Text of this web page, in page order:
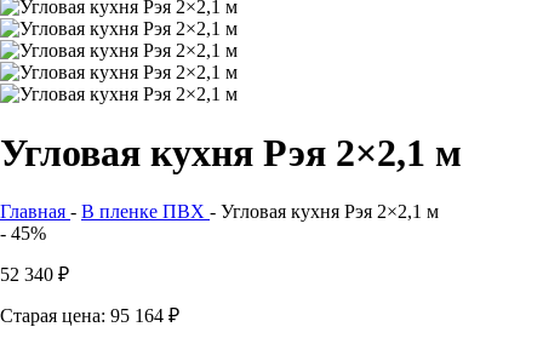
Угловая кухня Рэя 2×2,1 м
Главная - В пленке ПВХ - Угловая кухня Рэя 2×2,1 м
- 45%
52 340 ₽
Старая цена: 95 164 ₽